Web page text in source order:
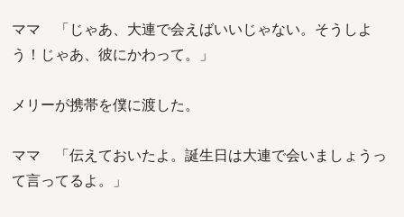
ママ 「じゃあ、大連で会えばいいじゃない。そうしよ
う！じゃあ、彼にかわって。」
メリーが携帯を僕に渡した。
ママ 「伝えておいたよ。誕生日は大連で会いましょうっ
て言ってるよ。」